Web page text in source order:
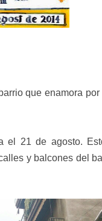
que enamora
21 de agosto.
y balcones del